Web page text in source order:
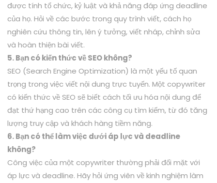
được tính tổ chức, kỷ luật và khả năng đáp ứng deadline
của họ. Hỏi về các bước trong quy trình viết, cách họ
nghiên cứu thông tin, lên ý tưởng, viết nháp, chỉnh sửa
và hoàn thiện bài viết.
5. Bạn có kiến thức về SEO không?
SEO (Search Engine Optimization) là một yếu tố quan
trọng trong việc viết nội dung trực tuyến. Một copywriter
có kiến thức về SEO sẽ biết cách tối ưu hóa nội dung để
đạt thứ hạng cao trên các công cụ tìm kiếm, từ đó tăng
lượng truy cập và khách hàng tiềm năng.
6. Bạn có thể làm việc dưới áp lực và deadline
không?
Công việc của một copywriter thường phải đối mặt với
áp lực và deadline. Hãy hỏi ứng viên về kinh nghiệm làm